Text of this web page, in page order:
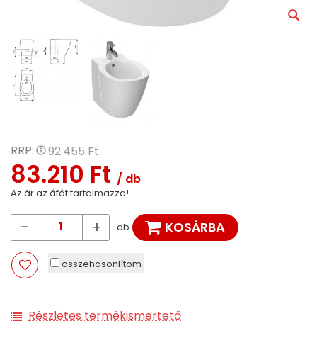
RRP: 92.455 Ft
83.210 Ft / db
Az ár az áfát tartalmazza!
- + db KOSÁRBA
összehasonlítom
Részletes termékismertető